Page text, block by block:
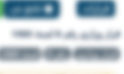
قرارات تبليغ عن
قرار وزاري رقم 8 لسنة 1985
قرار وزاري رقم 8 لسنة 1985